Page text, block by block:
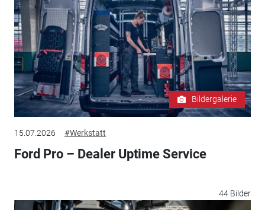
Bildergalerie
15.07.2026 #Werkstatt
Ford Pro – Dealer Uptime Service
44 Bilder